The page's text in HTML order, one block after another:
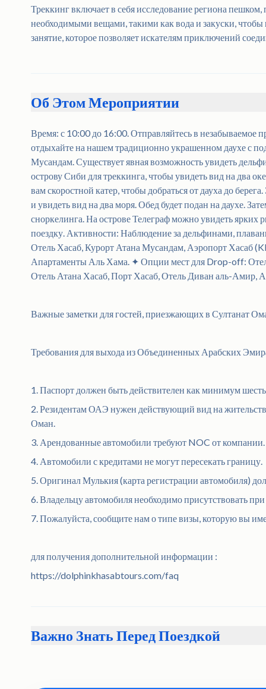
Треккинг включает в себя исследование региона
необходимыми вещами, такими как вода и закуски,
занятие, которое позволяет искателям приключений
Об Этом Мероприятии
Время: с 10:00 до 16:00. Отправляйтесь в
отдыхайте на нашем традиционно украшенном даухе с
Мусандам. Существует явная возможность увидеть
острову Сиби для треккинга, чтобы увидеть вид на два
вам скоростной катер, чтобы добраться от дауха до
и увидеть вид на два моря. Обед будет подан на даухе.
сноркелинга. На острове Телеграф можно увидеть
поездку. Активности: Наблюдение за дельфинами,
Отель Хасаб, Курорт Атана Мусандам, Аэропорт Хасаб
Апартаменты Аль Хама. ✦ Опции мест для Drop-off:
Отель Атана Хасаб, Порт Хасаб, Отель Диван аль-Амир,
Важные заметки для гостей, приезжающих в Султанат
Требования для выхода из Объединенных Арабских
1. Паспорт должен быть действителен как минимум
2. Резидентам ОАЭ нужен действующий вид на
Оман.
3. Арендованные автомобили требуют NOC от компании.
4. Автомобили с кредитами не могут пересекать границу.
5. Оригинал Мулькия (карта регистрации автомобиля)
6. Владельцу автомобиля необходимо присутствовать
7. Пожалуйста, сообщите нам о типе визы, которую вы
для получения дополнительной информации :
https://dolphinkhasabtours.com/faq
Важно Знать Перед Поездкой